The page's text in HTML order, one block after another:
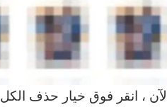
الآن ، انقر فوق خيار حذف الكل Delete All.